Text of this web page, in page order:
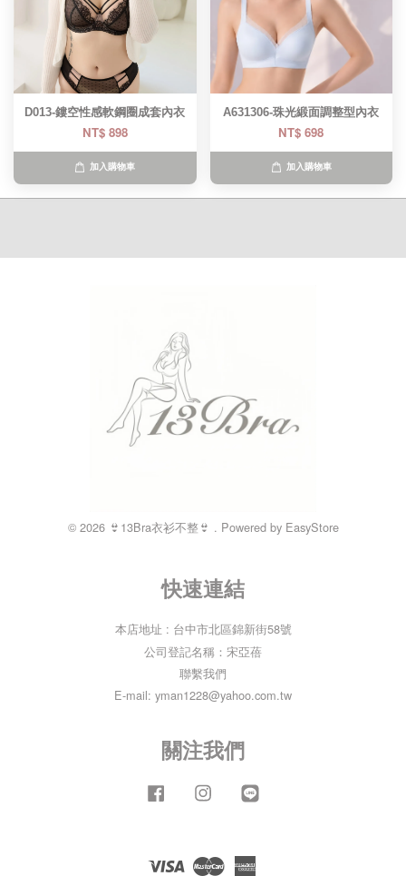
D013-鏤空性感軟鋼圈成套內衣
NT$ 898
加入購物車
A631306-珠光緞面調整型內衣
NT$ 698
加入購物車
© 2026 👙13Bra衣衫不整👙 . Powered by EasyStore
快速連結
本店地址 : 台中市北區錦新街58號
公司登記名稱：宋亞蓓
聯繫我們
E-mail: yman1228@yahoo.com.tw
關注我們
Facebook Instagram
Visa Master